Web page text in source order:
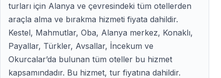
Sıkça Sorulan Sorular
Alanya Jeep Safari Turu güvenli mi?
Evet. Turlar deneyimli sürücüler, bakımlı 4x4 araçlar
ve belirlenen güvenlik kuralları çerçevesinde yapılır.
turları için Alanya ve çevresindeki tüm otellerden
araçla alma ve bırakma hizmeti fiyata dahildir.
Kestel, Mahmutlar, Oba, Alanya merkez, Konaklı,
Payallar, Türkler, Avsallar, İncekum ve
Okurcalar’da bulunan tüm oteller bu hizmet
kapsamındadır. Bu hizmet, tur fiyatına dahildir.